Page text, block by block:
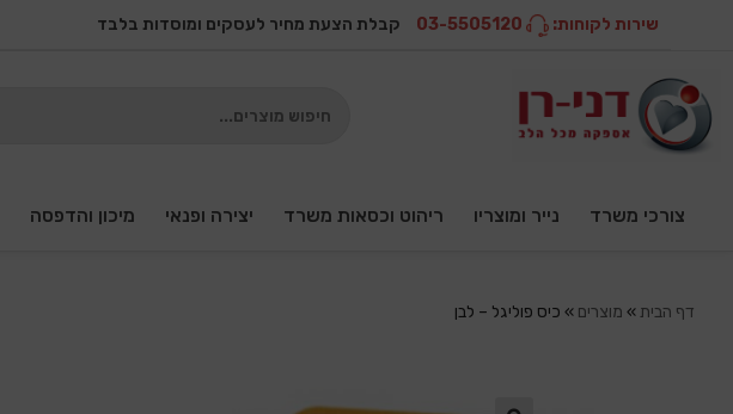
שירות לקוחות: קבלת הצעת מחיר לעסקים ומוסדות בלבד
צורכי משרד נייר ומוצריו ריהוט וכסאות משרד יצירה ופנאי מיכון והדפסה
דף הבית» מוצרים » כיס פוליגל – לבן